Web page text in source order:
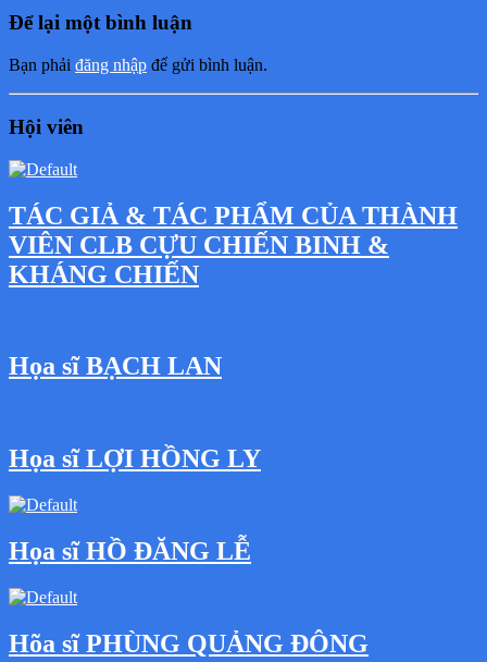
Để lại một bình luận
Bạn phải đăng nhập để gửi bình luận.
Hội viên
TÁC GIẢ & TÁC PHẨM CỦA THÀNH
VIÊN CLB CỰU CHIẾN BINH &
KHÁNG CHIẾN
Họa sĩ BẠCH LAN
Họa sĩ LỢI HỒNG LY
Họa sĩ HỒ ĐĂNG LỄ
Hõa sĩ PHÙNG QUẢNG ĐÔNG